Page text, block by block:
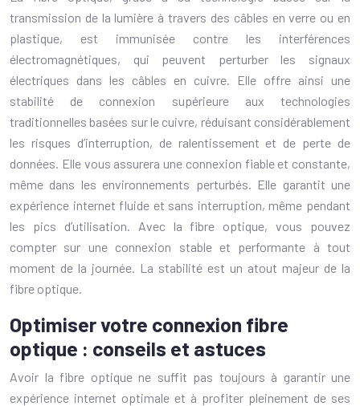
transmission de la lumière à travers des câbles en verre ou en
plastique, est immunisée contre les interférences
électromagnétiques, qui peuvent perturber les signaux
électriques dans les câbles en cuivre. Elle offre ainsi une
stabilité de connexion supérieure aux technologies
traditionnelles basées sur le cuivre, réduisant considérablement
les risques d’interruption, de ralentissement et de perte de
données. Elle vous assurera une connexion fiable et constante,
même dans les environnements perturbés. Elle garantit une
expérience internet fluide et sans interruption, même pendant
les pics d’utilisation. Avec la fibre optique, vous pouvez
compter sur une connexion stable et performante à tout
moment de la journée. La stabilité est un atout majeur de la
fibre optique.
Optimiser votre connexion fibre
optique : conseils et astuces
Avoir la fibre optique ne suffit pas toujours à garantir une
expérience internet optimale et à profiter pleinement de ses